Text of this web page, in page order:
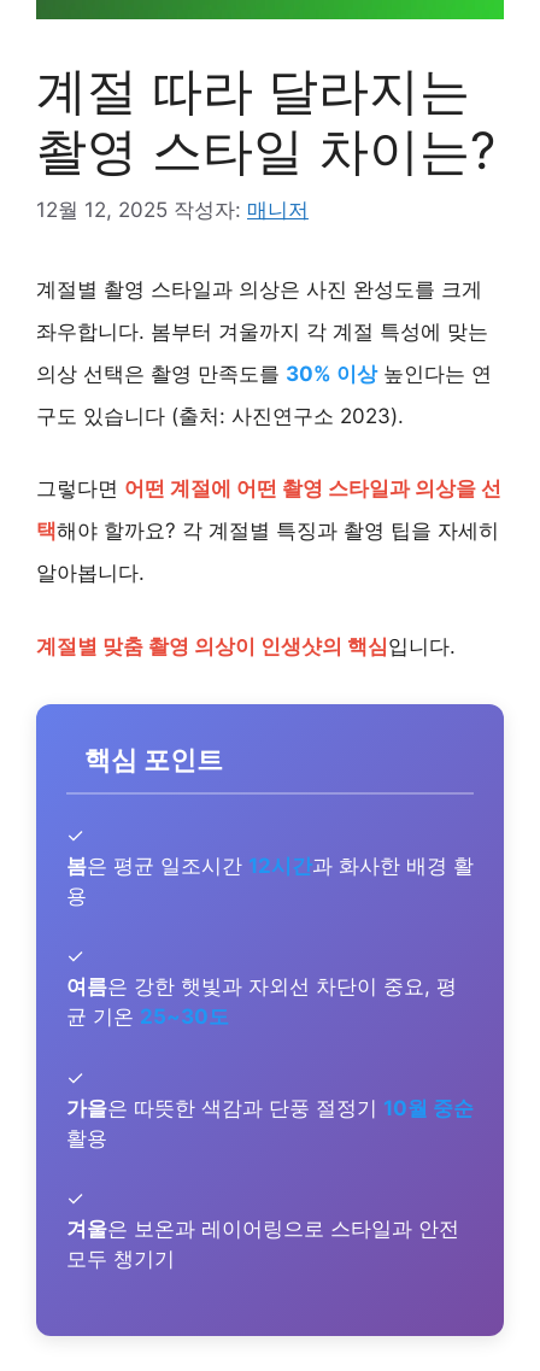
계절 따라 달라지는
촬영 스타일 차이는?
12월 12, 2025 작성자: 매니저
계절별 촬영 스타일과 의상은 사진 완성도를 크게
좌우합니다. 봄부터 겨울까지 각 계절 특성에 맞는
의상 선택은 촬영 만족도를 30% 이상높인다는 연
구도 있습니다 (출처: 사진연구소 2023).
그렇다면 어떤 계절에 어떤 촬영 스타일과 의상을 선
택해야 할까요? 각 계절별 특징과 촬영 팁을 자세히
알아봅니다.
계절별 맞춤 촬영 의상이 인생샷의 핵심입니다.
핵심 포인트
✓
봄은 평균 일조시간 12시간과 화사한 배경 활
용
✓
여름은 강한 햇빛과 자외선 차단이 중요, 평
균 기온 25~30도
✓
가을은 따뜻한 색감과 단풍 절정기 10월 중순
활용
✓
겨울은 보온과 레이어링으로 스타일과 안전
모두 챙기기